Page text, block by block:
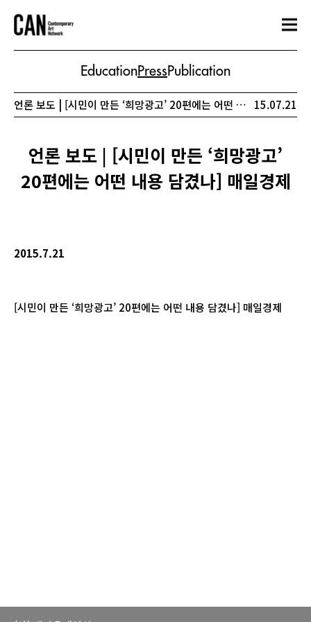
EducationPressPublication
언론 보도 | [시민이 만든 ‘희망광고’ 20편에는 어떤 내용 담겼나] 매일경제 15.07.21
언론 보도 | [시민이 만든 ‘희망광고’
20편에는 어떤 내용 담겼나] 매일경제
2015.7.21
[시민이 만든 ‘희망광고’ 20편에는 어떤 내용 담겼나] 매일경제